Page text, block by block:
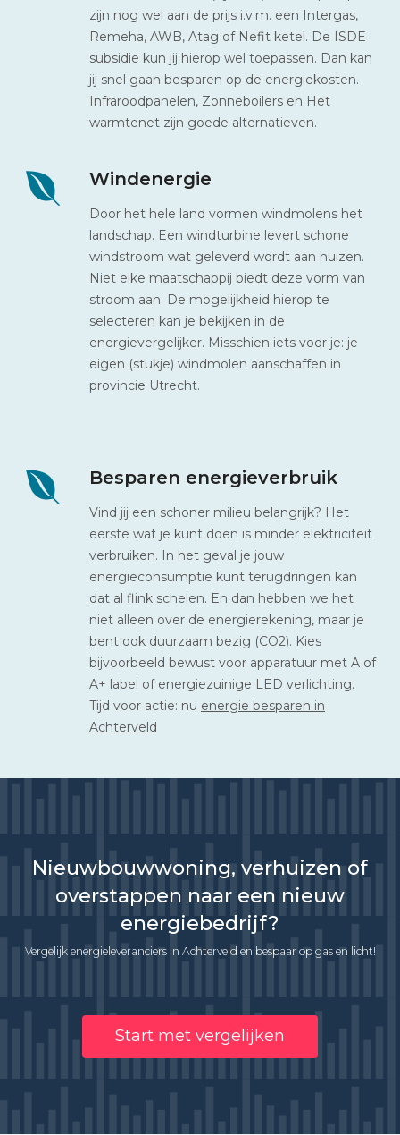
zijn nog wel aan de prijs i.v.m. een Intergas,
Remeha, AWB, Atag of Nefit ketel. De ISDE
subsidie kun jij hierop wel toepassen. Dan kan
jij snel gaan besparen op de energiekosten.
Infraroodpanelen, Zonneboilers en Het
warmtenet zijn goede alternatieven.
Windenergie
Door het hele land vormen windmolens het
landschap. Een windturbine levert schone
windstroom wat geleverd wordt aan huizen.
Niet elke maatschappij biedt deze vorm van
stroom aan. De mogelijkheid hierop te
selecteren kan je bekijken in de
energievergelijker. Misschien iets voor je: je
eigen (stukje) windmolen aanschaffen in
provincie Utrecht.
Besparen energieverbruik
Vind jij een schoner milieu belangrijk? Het
eerste wat je kunt doen is minder elektriciteit
verbruiken. In het geval je jouw
energieconsumptie kunt terugdringen kan
dat al flink schelen. En dan hebben we het
niet alleen over de energierekening, maar je
bent ook duurzaam bezig (CO2). Kies
bijvoorbeeld bewust voor apparatuur met A of
A+ label of energiezuinige LED verlichting.
Tijd voor actie: nu energie besparen in
Achterveld
Nieuwbouwwoning, verhuizen of
overstappen naar een nieuw
energiebedrijf?
Vergelijk energieleveranciers in Achterveld en bespaar op gas en licht!
Start met vergelijken